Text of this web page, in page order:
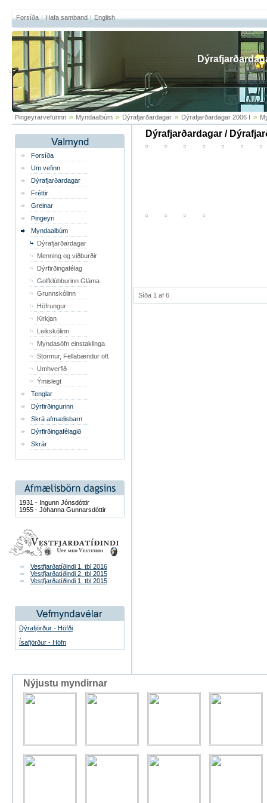
Forsíða Hafa samband English
Þingeyrarvefurinn > Myndaalbúm > Dýrafjarðardagar > Dýrafjarðardagar 2006 I >
Forsíða
Um vefinn
Dýrafjarðardagar
Fréttir
Greinar
Þingeyri
Myndaalbúm
Dýrafjarðardagar
Menning og viðburðir
Dýrfirðingafélag
Golfklúbburinn Gláma
Grunnskólinn
Höfrungur
Kirkjan
Leikskólinn
Myndasöfn einstaklinga
Stormur, Fellabændur ofl.
Umhverfið
Ýmislegt
Tenglar
Dýrfirðingurinn
Skrá afmælisbarn
Dýrfirðingafélagið
Skrár
1931 - Ingunn Jónsdóttir
1955 - Jóhanna Gunnarsdóttir
Vestfjarðatíðindi 1. tbl 2016
Vestfjarðatíðindi 2. tbl 2015
Vestfjarðatíðindi 1. tbl 2015
Dýrafjörður - Höfði
Ísafjörður - Höfn
Dýrafjarðardagar /
Síða 1 af 6
Nýjustu myndirnar